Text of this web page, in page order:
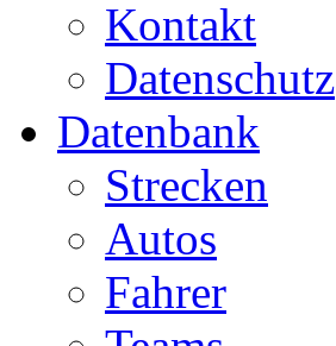
Kontakt
Datenschutz
Datenbank
Strecken
Autos
Fahrer